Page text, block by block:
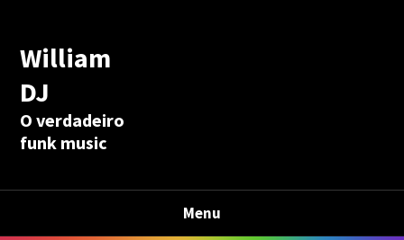
William
DJ
O verdadeiro
funk music
Menu